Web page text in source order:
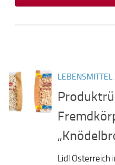
LEBENSMITTEL
Lidl Österreich